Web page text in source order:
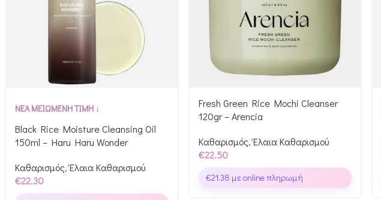
ΝΕΑ ΜΕΙΩΜΕΝΗ ΤΙΜΗ ↓
Black Rice Moisture Cleansing Oil
150ml – Haru Haru Wonder
Καθαρισμός, Έλαια Καθαρισμού
€22.30
Fresh Green Rice Mochi Cleanser
120gr – Arencia
Καθαρισμός, Έλαια Καθαρισμού
€22.50
€21.38 με online πληρωμή